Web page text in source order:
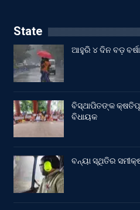
State
ଆହୁରି ୪ ଦିନ ବଡ଼
ବିସ୍ଥାପିତଙ୍କ
ବିଧାୟକ
ବନ୍ୟା ସ୍ଥିତିର